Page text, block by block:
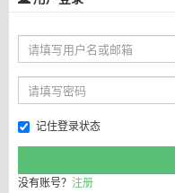
记住登录状态
没有账号？ 注册